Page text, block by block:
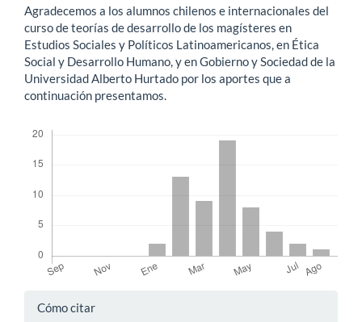
Agradecemos a los alumnos chilenos e internacionales del
curso de teorías de desarrollo de los magísteres en
Estudios Sociales y Políticos Latinoamericanos, en Ética
Social y Desarrollo Humano, y en Gobierno y Sociedad de la
Universidad Alberto Hurtado por los aportes que a
continuación presentamos.
Detalles
Cómo citar